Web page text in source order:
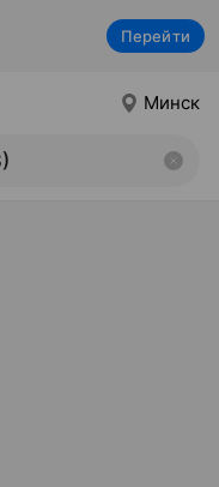
Перейти
Минск